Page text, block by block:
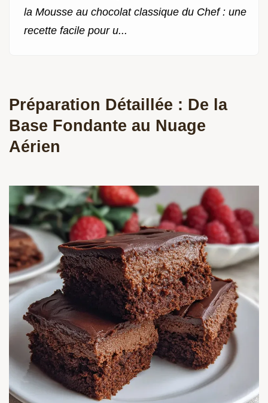
la Mousse au chocolat classique du Chef : une
recette facile pour u...
Préparation Détaillée : De la
Base Fondante au Nuage
Aérien